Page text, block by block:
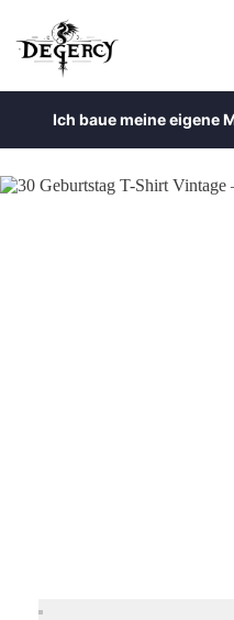
Ich baue meine eigene
Inhalt
springen